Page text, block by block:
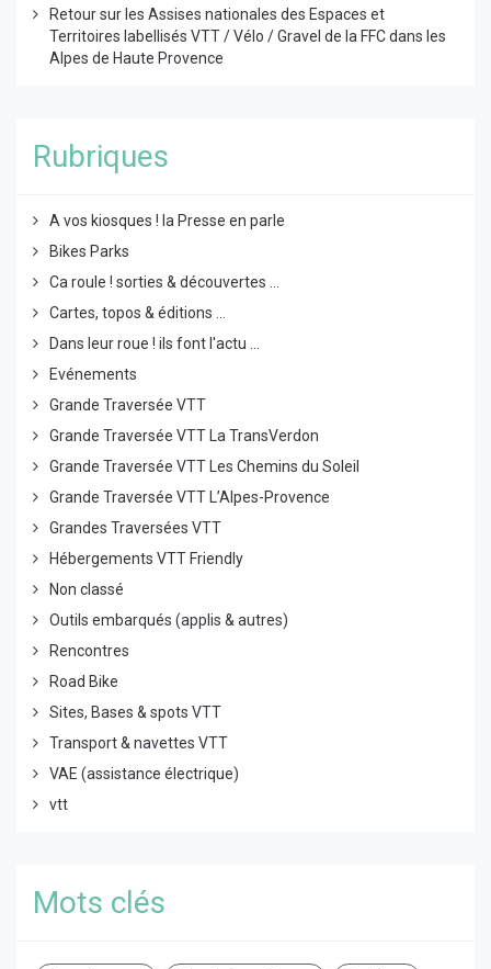
Retour sur les Assises nationales des Espaces et
Territoires labellisés VTT / Vélo / Gravel de la FFC dans les
Alpes de Haute Provence
Rubriques
A vos kiosques ! la Presse en parle
Bikes Parks
Ca roule ! sorties & découvertes ...
Cartes, topos & éditions ...
Dans leur roue ! ils font l'actu ...
Evénements
Grande Traversée VTT
Grande Traversée VTT La TransVerdon
Grande Traversée VTT Les Chemins du Soleil
Grande Traversée VTT L’Alpes-Provence
Grandes Traversées VTT
Hébergements VTT Friendly
Non classé
Outils embarqués (applis & autres)
Rencontres
Road Bike
Sites, Bases & spots VTT
Transport & navettes VTT
VAE (assistance électrique)
vtt
Mots clés